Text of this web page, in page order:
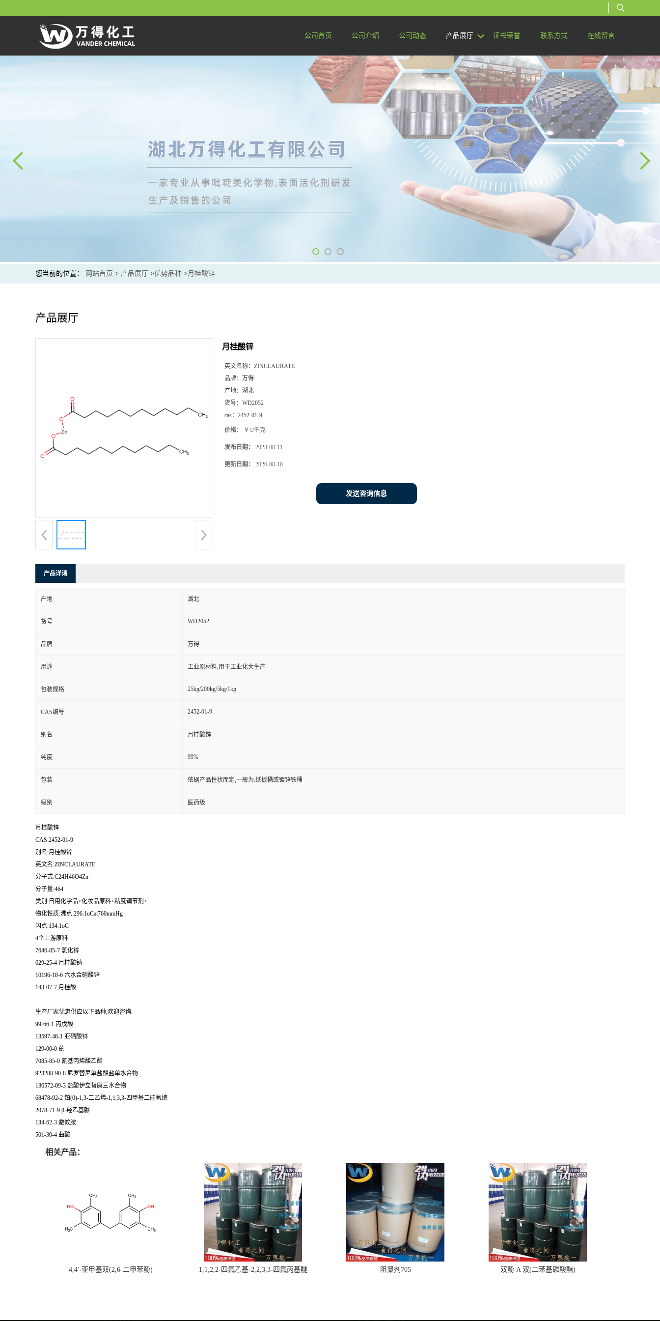
公司首页 公司介绍 公司动态 产品展厅 证书荣誉 联系方式 在线留言
您当前的位置： 网站首页 > 产品展厅 >优势品种 >月桂酸锌
产品展厅
月桂酸锌
英文名称： ZINCLAURATE
品牌： 万得
产地： 湖北
货号： WD2052
cas： 2452-01-9
价格： ￥1/千克
发布日期： 2023-08-11
更新日期： 2026-08-10
发送咨询信息
产品详请
产地 湖北
货号 WD2052
品牌 万得
用途 工业原材料,用于工业化大生产
包装规格 25kg/200kg/5kg/1kg
CAS编号 2452-01-9
别名 月桂酸锌
纯度 99%
包装 依据产品性状而定,一般为:纸板桶或镀锌铁桶
级别 医药级
月桂酸锌
CAS:2452-01-9
别名:月桂酸锌
英文名:ZINCLAURATE
分子式:C24H46O4Zn
分子量:464
类别:日用化学品>化妆品原料>粘度调节剂>
物化性质:沸点:296.1oCat760mmHg
闪点:134.1oC
4个上游原料
7646-85-7 氯化锌
629-25-4 月桂酸钠
10196-18-6 六水合硝酸锌
143-07-7 月桂酸
生产厂家优惠供应以下品种,欢迎咨询:
99-66-1 丙戊酸
13597-46-1 亚硒酸锌
129-00-0 芘
7085-85-0 氰基丙烯酸乙酯
923288-90-8 尼罗替尼单盐酸盐单水合物
136572-09-3 盐酸伊立替康三水合物
68478-92-2 铂(0)-1,3-二乙烯-1,1,3,3-四甲基二硅氧烷
2078-71-9 β-羟乙基脲
134-62-3 避蚊胺
501-30-4 曲酸
相关产品：
4,4'-亚甲基双(2,6-二甲苯酚) 1,1,2,2-四氟乙基-2,2,3,3-四氟丙基醚 阻聚剂705 双酚 A 双(二苯基磷酸酯)